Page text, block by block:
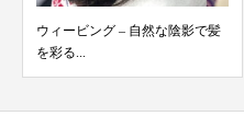
ウィービング – 自然な陰影で髪
を彩る...